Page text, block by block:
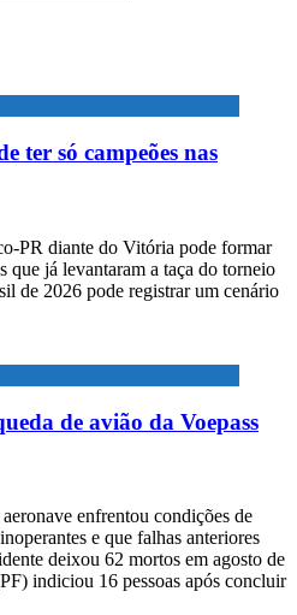
ter só campeões nas
PR diante do Vitória pode formar
que já levantaram a taça do torneio
de 2026 pode registrar um cenário
de avião da Voepass
enfrentou condições de
e que falhas anteriores
deixou 62 mortos em agosto de
indiciou 16 pessoas após concluir